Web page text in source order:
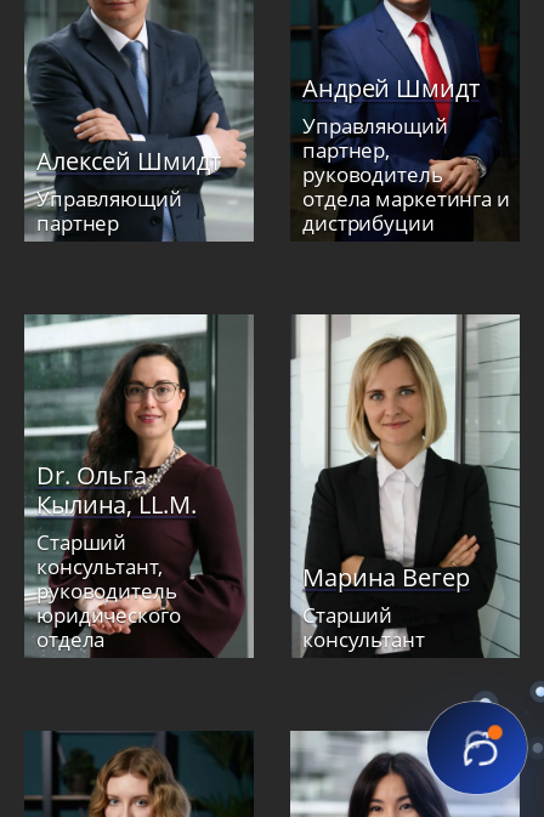
Алексей Шмидт
Управляющий
партнер
Андрей Шмидт
Управляющий
партнер,
руководитель
отдела маркетинга и
дистрибуции
Dr. Ольга
Кылина, LL.M.
Старший
консультант,
руководитель
юридического
отдела
Марина Вегер
Старший
консультант